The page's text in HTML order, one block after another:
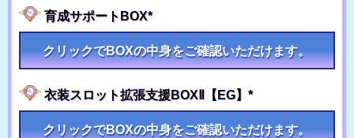
育成サポートBOX*
クリックでBOXの中身をご確認いただけます。
衣装スロット拡張支援BOXⅡ【EG】*
クリックでBOXの中身をご確認いただけます。